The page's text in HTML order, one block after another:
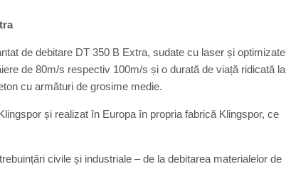
de debitare DT 350 B Extra, sudate cu laser și optimizate
de 80m/s respectiv 100m/s și o durată de viață ridicată la
cu armături de grosime medie.
și realizat în Europa în propria fabrică Klingspor, ce
civile și industriale – de la debitarea materialelor de